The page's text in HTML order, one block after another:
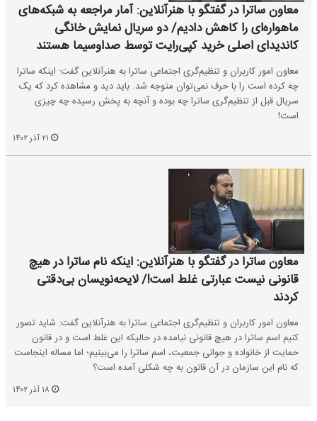
معاون ساترا در گفتگو با هنرآنلاین: آمار مراجعه به شبکه‌های
ماهواره‌ای را کاهش دادیم/ دو سریال نمایش خانگی
کاندیدای اصلی خرید کپی‌رایت توسط صداوسیما هستند
معاون امور کاربران و تنظیم‌گری اجتماعی ساترا به هنرآنلاین گفت: اینکه ساترا
چه کرده است را با حرف نمی‌توان متوجه شد. باید دید و مشاهده کرد که یک
سریال قبل از تنظیم‌گری ساترا چه بوده و آنچه به پخش رسیده چه چیزی
است!
معاون ساترا در گفتگو با هنرآنلاین: اینکه نام ساترا در هیچ
قانونی نیست عبارتی غلط است!/ لایحه‌نویسان بی‌دقتی
کردند
معاون امور کاربران و تنظیم‌گری اجتماعی ساترا به هنرآنلاین گفت: شاید تصور
کنیم اسم ساترا در هیچ قانونی نیامده در حالیکه این غلط است و در قانون
حمایت از خانواده و جوانی جمعیت، اسم ساترا را می‌بینیم؛ اما مساله اینجاست
که نام این سازمان در آن قانون به چه شکلی آمده است؟